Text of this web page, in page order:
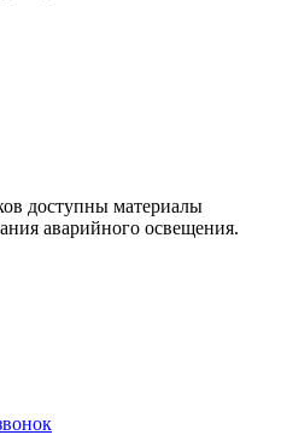
доступны материалы
аварийного освещения.